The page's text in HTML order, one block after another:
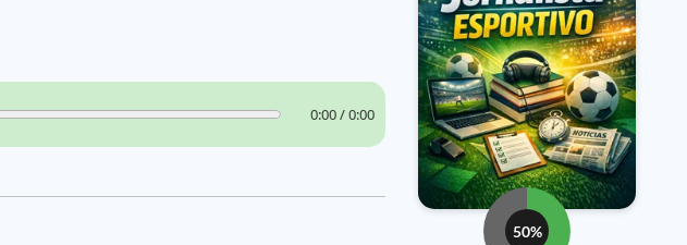
0:00 / 0:00
50%